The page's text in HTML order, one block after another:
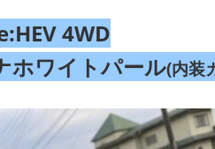
4WD
ホワイトパール(内装